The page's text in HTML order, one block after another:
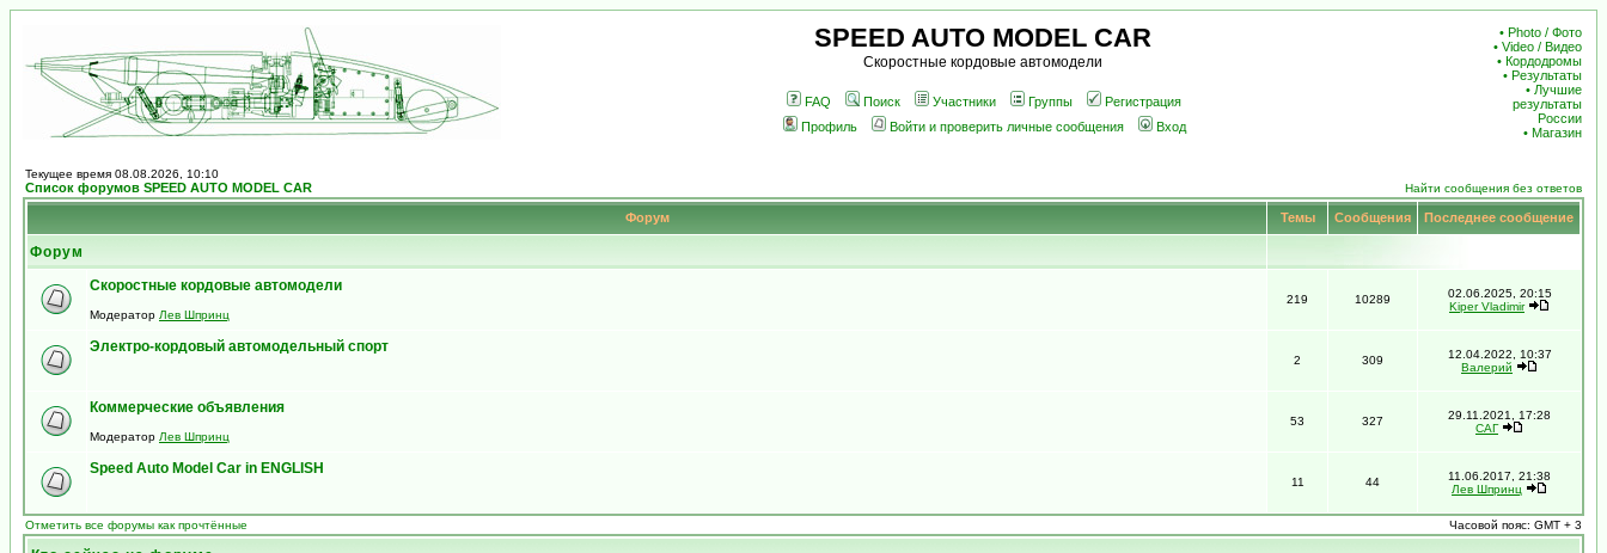
SPEED AUTO MODEL CAR
Скоростные кордовые автомодели
FAQ Поиск Участники Группы
Регистрация
Профиль
Войти и проверить личные сообщения Вход
• Photo / Фото
• Video / Видео
• Кордодромы
• Результаты
• Лучшие
результаты
России
• Магазин
Текущее время 08.08.2026, 10:10
Список форумов SPEED AUTO MODEL CAR Найти сообщения без ответов
Форум Темы Сообщения Последнее сообщение
Форум
Скоростные кордовые автомодели
Модератор Лев Шпринц
219 10289
02.06.2025, 20:15
Kiper Vladimir
Электро-кордовый автомодельный спорт
2 309
12.04.2022, 10:37
Валерий
Коммерческие объявления
Модератор Лев Шпринц
53 327
29.11.2021, 17:28
САГ
Speed Auto Model Car in ENGLISH
11 44
11.06.2017, 21:38
Лев Шпринц
Отметить все форумы как прочтённые Часовой пояс: GMT + 3